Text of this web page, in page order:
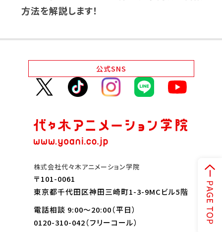
方法を解説します！
公式SNS
株式会社代々木アニメーション学院
〒101-0061
東京都千代田区神田三崎町1-3-9MCビル5階
電話相談 9:00～20:00（平日）
0120-310-042（フリーコール）